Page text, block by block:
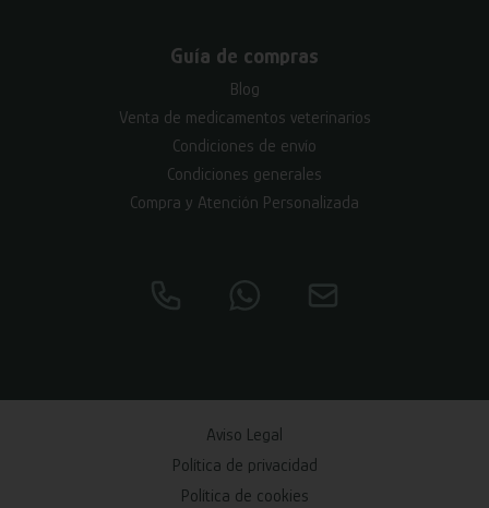
Guía de compras
Blog
Venta de medicamentos veterinarios
Condiciones de envío
Condiciones generales
Compra y Atención Personalizada
Aviso Legal
Política de privacidad
Política de cookies